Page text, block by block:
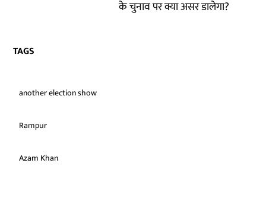
के चुनाव पर क्या असर डालेगा?
TAGS
another election show
Rampur
Azam Khan